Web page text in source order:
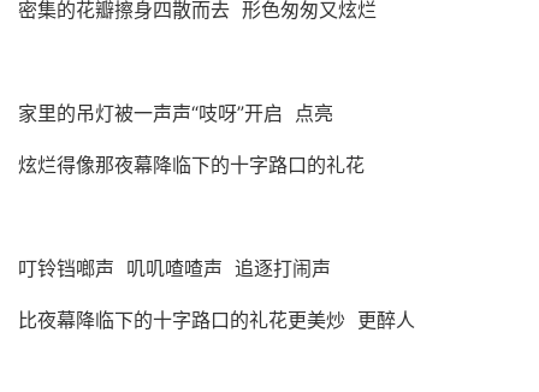
密集的花瓣擦身四散而去 形色匆匆又炫烂
家里的吊灯被一声声“吱呀”开启 点亮
炫烂得像那夜幕降临下的十字路口的礼花
叮铃铛啷声 叽叽喳喳声 追逐打闹声
比夜幕降临下的十字路口的礼花更美炒 更醉人